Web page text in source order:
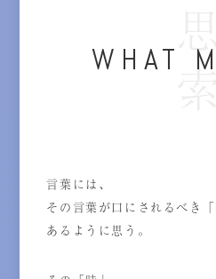
WHAT
言葉には、
その言葉が口にされるべき「
あるように思う。